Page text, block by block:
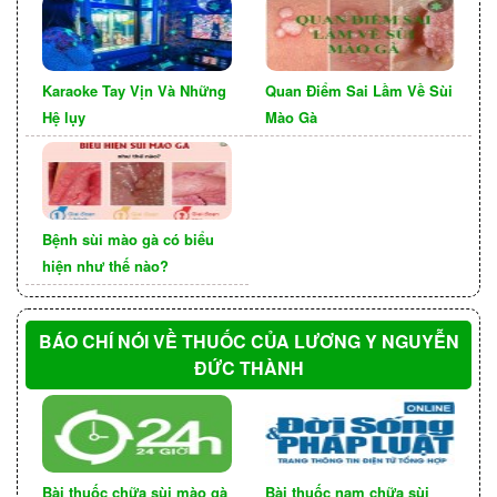
Sử dụng khăn ẩm: Lấy một miếng khăn sạch và
ẩm, lau nhẹ nhàng bề mặt của micro để loại bỏ
bụi bẩn và vi khuẩn. Đảm bảo khăn ẩm không
quá ướt để tránh làm ướt các bộ phận trong
micro.
Karaoke Tay Vịn Và Những
Hệ lụy
Quan Điểm Sai Lầm Về Sùi
Mào Gà
Bệnh sùi mào gà có biểu
hiện như thế nào?
BÁO CHÍ NÓI VỀ THUỐC CỦA LƯƠNG Y NGUYỄN
ĐỨC THÀNH
Bài thuốc chữa sùi mào gà
Bài thuốc nam chữa sùi